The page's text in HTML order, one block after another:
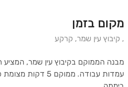
מקום בזמן
, קיבוץ עין שמר, קרקע
מבנה הממוקם בקיבוץ עין שמר,
עמדות עבודה. ממוקם 5 דקות מצומת כרכור ופועל 24 שעות